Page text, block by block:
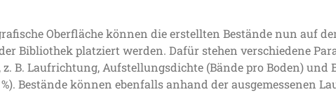
Oberfläche können die erstellten Bestände nun auf
Bibliothek platziert werden. Dafür stehen verschiedene
B. Laufrichtung, Aufstellungsdichte (Bände pro Boden) und
Bestände können ebenfalls anhand der ausgemessenen